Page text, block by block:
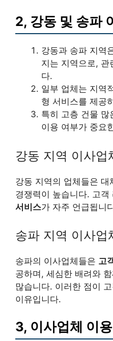
2, 강동 및 송파
강동과 송파 지역
지는 지역으로, 관
다.
일부 업체는 지역
형 서비스를 제공
특히 고층 건물 많
이용 여부가 중요
강동 지역 이사업
강동 지역의 업체들은
경쟁력이 높습니다. 고객
서비스가 자주 언급됩니
송파 지역 이사업
송파의 이사업체들은 고
공하며, 세심한 배려와
많습니다. 이러한 점이
이유입니다.
3, 이사업체 이